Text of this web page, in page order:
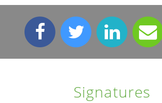
Signatures